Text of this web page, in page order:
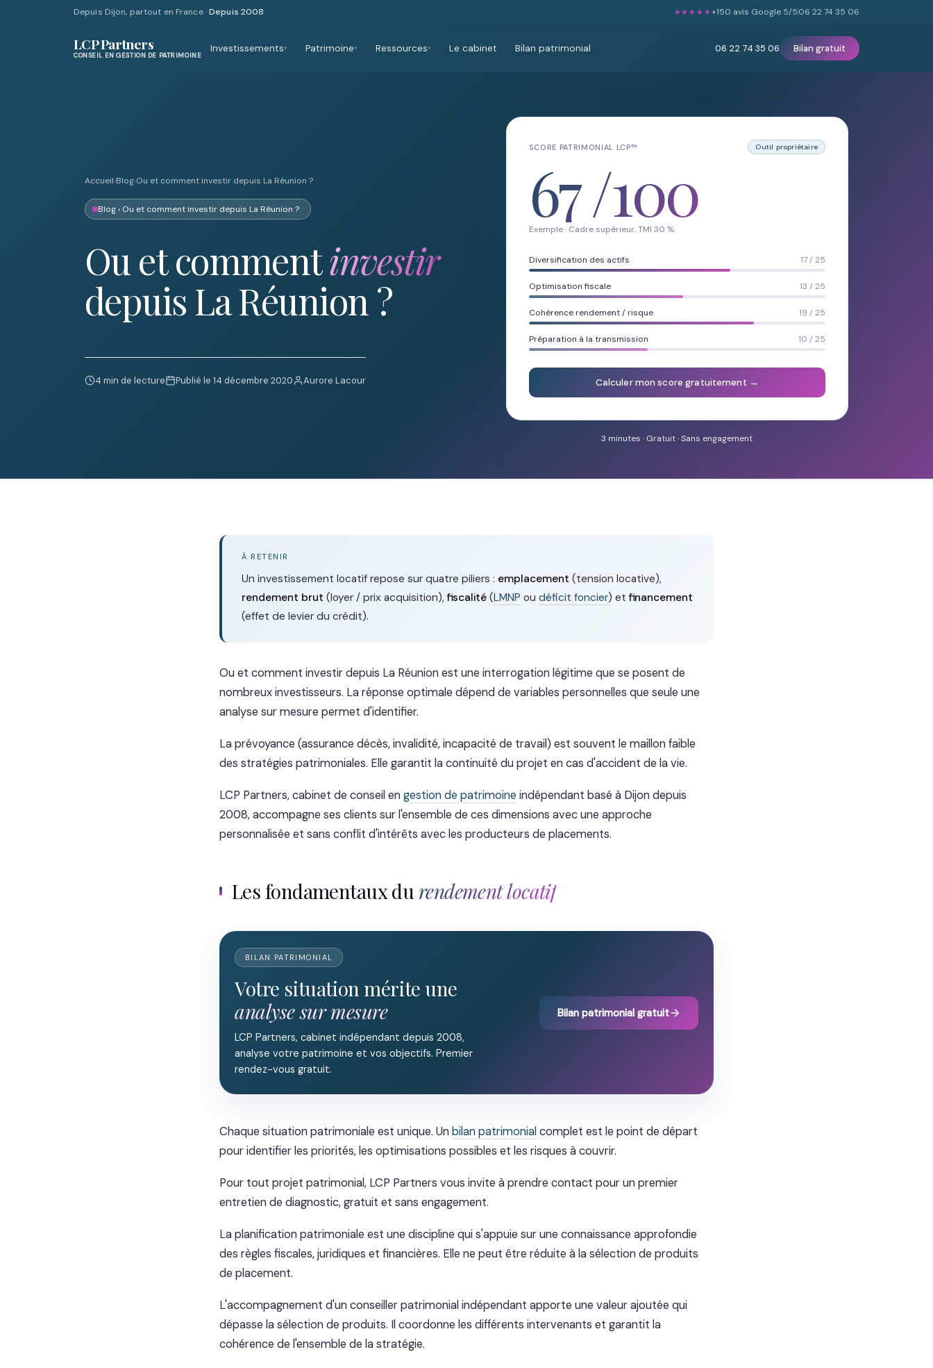
Depuis Dijon, partout en France ·Depuis 2008 ★★★★★+150 avis Google 5/506 22 74 35 06
LCP Partners
CONSEIL EN GESTION DE PATRIMOINE
Investissements▾ Patrimoine▾ Ressources▾ Le cabinet Bilan patrimonial 06 22 74 35 06 Bilan gratuit
Accueil›Blog›Ou et comment investir depuis La Réunion ?
Blog › Ou et comment investir depuis La Réunion ?
Ou et commentinvestir
depuis La Réunion ?
4 min de lecture Publié le 14 décembre 2020 Aurore Lacour
SCORE PATRIMONIAL LCP™ Outil propriétaire
67/100
Exemple · Cadre supérieur, TMI 30 %
Diversification des actifs 17 / 25
Optimisation fiscale 13 / 25
Cohérence rendement / risque 19 / 25
Préparation à la transmission 10 / 25
Calculer mon score gratuitement →
3 minutes · Gratuit · Sans engagement
À RETENIR
Un investissement locatif repose sur quatre piliers : emplacement (tension locative),
rendement brut (loyer / prix acquisition),fiscalité (LMNP ou déficit foncier) etfinancement
(effet de levier du crédit).
Ou et comment investir depuis La Réunion est une interrogation légitime que se posent de
nombreux investisseurs. La réponse optimale dépend de variables personnelles que seule une
analyse sur mesure permet d'identifier.
La prévoyance (assurance décès, invalidité, incapacité de travail) est souvent le maillon faible
des stratégies patrimoniales. Elle garantit la continuité du projet en cas d'accident de la vie.
LCP Partners, cabinet de conseil engestion de patrimoine indépendant basé à Dijon depuis
2008, accompagne ses clients sur l'ensemble de ces dimensions avec une approche
personnalisée et sans conflit d'intérêts avec les producteurs de placements.
Les fondamentaux du rendement locatif
BILAN PATRIMONIAL
Votre situation mérite une
analyse sur mesure
LCP Partners, cabinet indépendant depuis 2008,
analyse votre patrimoine et vos objectifs. Premier
rendez-vous gratuit.
Bilan patrimonial gratuit
Chaque situation patrimoniale est unique. Un bilan patrimonial complet est le point de départ
pour identifier les priorités, les optimisations possibles et les risques à couvrir.
Pour tout projet patrimonial, LCP Partners vous invite à prendre contact pour un premier
entretien de diagnostic, gratuit et sans engagement.
La planification patrimoniale est une discipline qui s'appuie sur une connaissance approfondie
des règles fiscales, juridiques et financières. Elle ne peut être réduite à la sélection de produits
de placement.
L'accompagnement d'un conseiller patrimonial indépendant apporte une valeur ajoutée qui
dépasse la sélection de produits. Il coordonne les différents intervenants et garantit la
cohérence de l'ensemble de la stratégie.